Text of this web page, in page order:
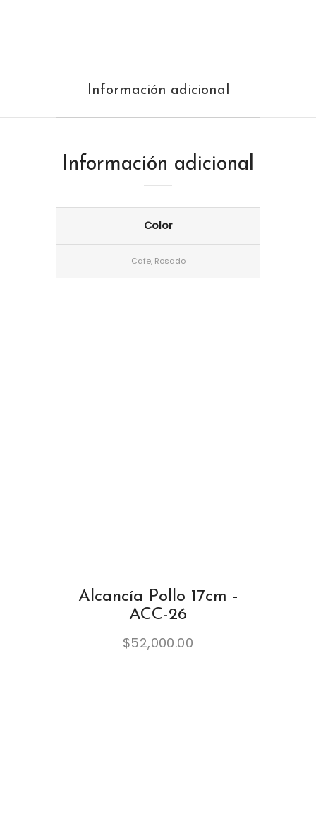
Información adicional
Información adicional
Color
Cafe, Rosado
Alcancía Pollo 17cm -
ACC-26
$52,000.00